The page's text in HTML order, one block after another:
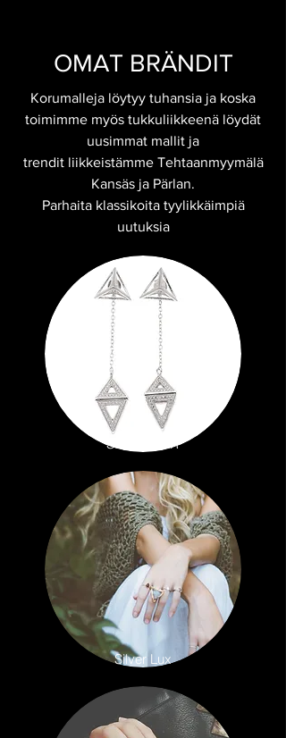
OMAT BRÄNDIT
Korumalleja löytyy tuhansia ja koska
toimimme myös tukkuliikkeenä löydät
uusimmat mallit ja
trendit liikkeistämme Tehtaanmyymälä
Kansäs ja Pärlan.
Parhaita klassikoita tyylikkäimpiä
uutuksia
SILVER BAR
Silver Lux